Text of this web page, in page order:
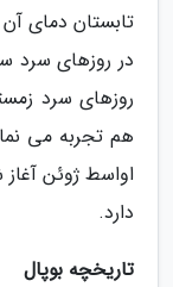
روزهای سرد
هم تجربه می
اواسط ژوئن آغاز
دارد.
تاریخچه بوپال